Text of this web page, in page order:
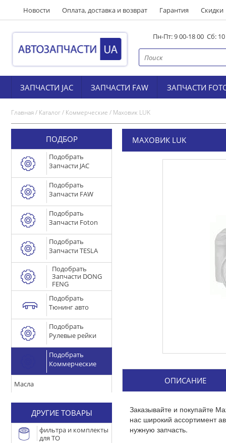
Новости Оплата, доставка и возврат Гарантия Скидки
Пн-Пт: 9 00-18 00 Сб:
ЗАПЧАСТИ JAC ЗАПЧАСТИ FAW ЗАПЧАСТИ
Главная/ Каталог/ Коммерческие / Маховик LUK
ПОДБОР
Подобрать
Запчасти JAC
Подобрать
Запчасти FAW
Подобрать
Запчасти Foton
Подобрать
Запчасти TESLA
Подобрать
Запчасти DONG
FENG
Подобрать
Тюнинг авто
Подобрать
Рулевые рейки
Подобрать
Коммерческие
Масла
ДРУГИЕ ТОВАРЫ
фильтра и комплекты
для ТО
МАХОВИК LUK
ОПИСАНИЕ
Заказывайте и покупайте
нас широкий ассортимент
нужную запчасть.